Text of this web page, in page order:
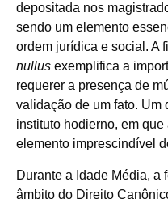
depositada nos
sendo um elemento
ordem jurídica e social. A
nullus exemplifica a
requerer a presença de
validação de um fato. Um
instituto hodierno, em
elemento imprescindível
Durante a Idade Média,
âmbito do Direito